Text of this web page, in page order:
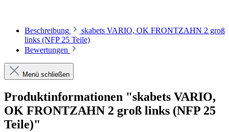
Beschreibung
skabets VARIO, OK FRONTZAHN 2 groß
links (NFP 25 Teile)
Bewertungen
Menü schließen
Produktinformationen "skabets VARIO,
OK FRONTZAHN 2 groß links (NFP 25
Teile)"